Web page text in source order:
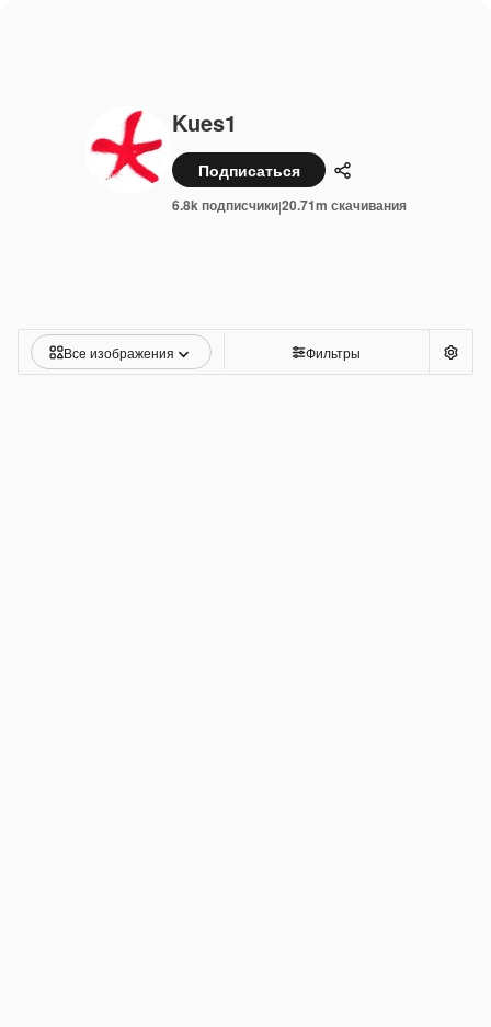
Kues1
Подписаться Поделиться
6.8k подписчики|20.71m скачивания
Все изображения Фильтры